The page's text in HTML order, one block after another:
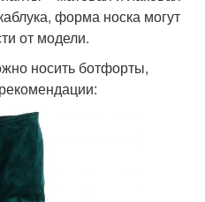
форма носка могут
от модели.
носить ботфорты,